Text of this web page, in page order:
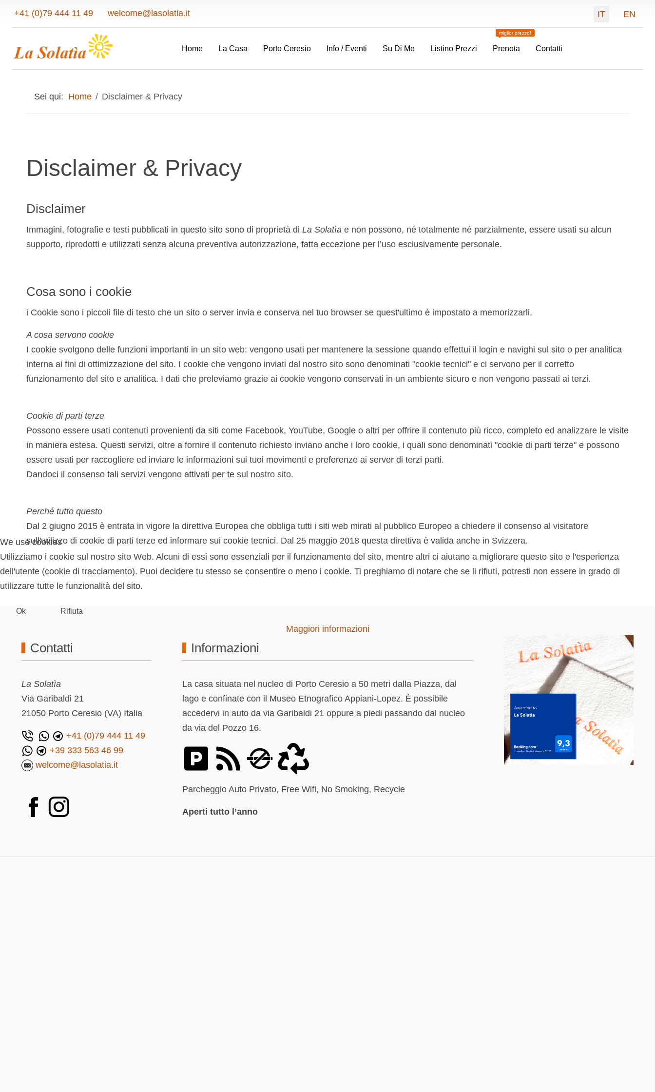
+41 (0)79 444 11 49 welcome@lasolatia.it Seleziona la
IT EN
Home La Casa Porto Ceresio Info / Eventi Su Di Me Listino Prezzi Prenota
miglior prezzo!
Contatti
Sei qui: Home Disclaimer & Privacy
Disclaimer & Privacy
Disclaimer
Immagini, fotografie e testi pubblicati in questo sito sono di proprietà di La Solatìa e non possono, né totalmente né parzialmente, essere usati su alcun
supporto, riprodotti e utilizzati senza alcuna preventiva autorizzazione, fatta eccezione per l’uso esclusivamente personale.
Cosa sono i cookie
i Cookie sono i piccoli file di testo che un sito o server invia e conserva nel tuo browser se quest'ultimo è impostato a memorizzarli.
A cosa servono cookie
I cookie svolgono delle funzioni importanti in un sito web: vengono usati per mantenere la sessione quando effettui il login e navighi sul sito o per analitica
interna ai fini di ottimizzazione del sito. I cookie che vengono inviati dal nostro sito sono denominati "cookie tecnici" e ci servono per il corretto
funzionamento del sito e analitica. I dati che preleviamo grazie ai cookie vengono conservati in un ambiente sicuro e non vengono passati ai terzi.
Cookie di parti terze
Possono essere usati contenuti provenienti da siti come Facebook, YouTube, Google o altri per offrire il contenuto più ricco, completo ed analizzare le visite
in maniera estesa. Questi servizi, oltre a fornire il contenuto richiesto inviano anche i loro cookie, i quali sono denominati "cookie di parti terze" e possono
essere usati per raccogliere ed inviare le informazioni sui tuoi movimenti e preferenze ai server di terzi parti.
Dandoci il consenso tali servizi vengono attivati per te sul nostro sito.
Perché tutto questo
Dal 2 giugno 2015 è entrata in vigore la direttiva Europea che obbliga tutti i siti web mirati al pubblico Europeo a chiedere il consenso al visitatore
sull'utilizzo di cookie di parti terze ed informare sui cookie tecnici. Dal 25 maggio 2018 questa direttiva è valida anche in Svizzera.
Contatti
La Solatìa
Via Garibaldi 21
21050 Porto Ceresio (VA) Italia
+41 (0)79 444 11 49
+39 333 563 46 99
welcome@lasolatia.it
Informazioni
La casa situata nel nucleo di Porto Ceresio a 50 metri dalla Piazza, dal
lago e confinate con il Museo Etnografico Appiani-Lopez. È possibile
accedervi in auto da via Garibaldi 21 oppure a piedi passando dal nucleo
da via del Pozzo 16.
Parcheggio Auto Privato, Free Wifi, No Smoking, Recycle
Aperti tutto l’anno
We use cookies
Utilizziamo i cookie sul nostro sito Web. Alcuni di essi sono essenziali per il funzionamento del sito, mentre altri ci aiutano a migliorare questo sito e l'esperienza
dell'utente (cookie di tracciamento). Puoi decidere tu stesso se consentire o meno i cookie. Ti preghiamo di notare che se li rifiuti, potresti non essere in grado di
utilizzare tutte le funzionalità del sito.
Ok Rifiuta
Maggiori informazioni